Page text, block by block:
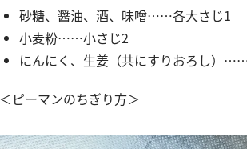
砂糖、醤油、酒、味噌……各大さじ1
小麦粉……小さじ2
にんにく、生姜（共にすりおろし）
＜ピーマンのちぎり方＞